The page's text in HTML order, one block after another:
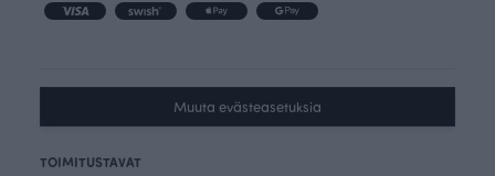
Muuta evästeasetuksia
TOIMITUSTAVAT